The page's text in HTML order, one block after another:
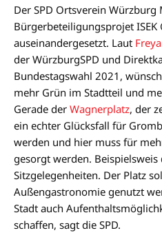
Der SPD Ortsverein
Bürgerbeteiligungsprojet ISEK
auseinandergesetzt. Laut
der WürzburgSPD und
Bundestagswahl 2021,
mehr Grün im Stadtteil und
Gerade der Wagnerplatz, der
ein echter Glücksfall für
werden und hier muss für
gesorgt werden.
Sitzgelegenheiten. Der Platz
Außengastronomie genutzt
Stadt auch
schaffen, sagt die SPD.